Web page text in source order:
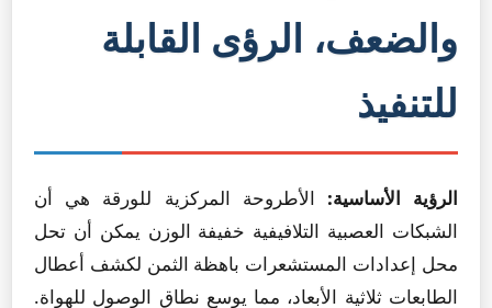
والضعف، الرؤى القابلة
للتنفيذ
الرؤية الأساسية: الأطروحة المركزية للورقة هي أن
الشبكات العصبية التلافيفية خفيفة الوزن يمكن أن تحل
محل إعدادات المستشعرات باهظة الثمن لكشف أعطال
الطابعات ثلاثية الأبعاد، مما يوسع نطاق الوصول للهواة.